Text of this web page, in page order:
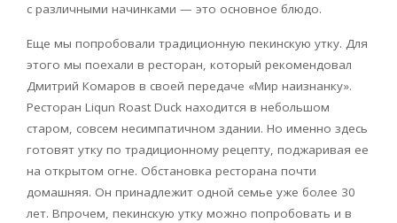
с различными начинками — это основное блюдо.
Еще мы попробовали традиционную пекинскую утку. Для
этого мы поехали в ресторан, который рекомендовал
Дмитрий Комаров в своей передаче «Мир наизнанку».
Ресторан Liqun Roast Duck находится в небольшом
старом, совсем несимпатичном здании. Но именно здесь
готовят утку по традиционному рецепту, поджаривая ее
на открытом огне. Обстановка ресторана почти
домашняя. Он принадлежит одной семье уже более 30
лет. Впрочем, пекинскую утку можно попробовать и в